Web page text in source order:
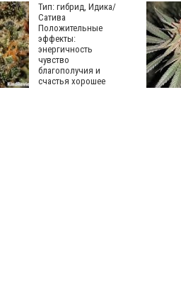
Тип: гибрид, Идика/
Сатива
Положительные
эффекты:
энергичность
чувство
благополучия и
счастья хорошее